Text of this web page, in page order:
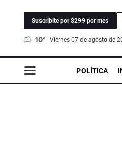
Suscribite por $299 por mes
10° viernes 07 de agosto de
POLÍTICA